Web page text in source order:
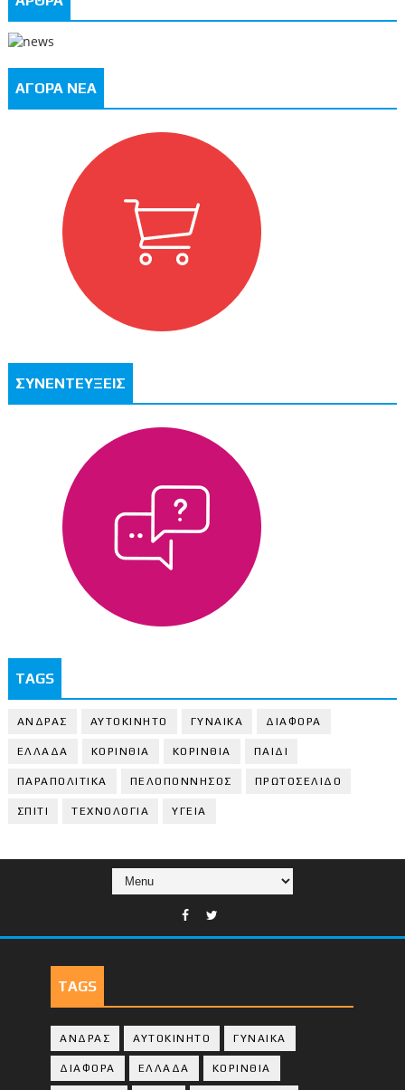
ΑΓΟΡΑ ΝΕΑ
ΣΥΝΕΝΤΕΥΞΕΙΣ
TAGS
ΑΝΔΡΑΣ ΑΥΤΟΚΙΝΗΤΟ ΓΥΝΑΙΚΑ ΔΙΑΦΟΡΑ
ΕΛΛΑΔΑ ΚΟΡΙΝΘΙΑ ΚΟΡΙΝΘΙA ΠΑΙΔΙ
ΠΑΡΑΠΟΛΙΤΙΚΑ ΠΕΛΟΠΟΝΝΗΣΟΣ ΠΡΩΤΟΣΕΛΙΔΟ
ΣΠΙΤΙ ΤΕΧΝΟΛΟΓΙΑ ΥΓΕΙΑ
TAGS
ΑΝΔΡΑΣ ΑΥΤΟΚΙΝΗΤΟ ΓΥΝΑΙΚΑ
ΔΙΑΦΟΡΑ ΕΛΛΑΔΑ ΚΟΡΙΝΘΙΑ